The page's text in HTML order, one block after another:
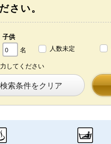
さい。
子供
名
人数未定
してください
検索条件をクリア